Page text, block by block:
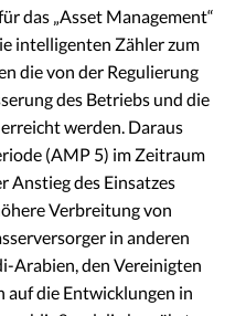
das „Asset Management“
intelligenten Zähler zum
die von der Regulierung
des Betriebs und die
werden. Daraus
(AMP 5) im Zeitraum
Anstieg des Einsatzes
Verbreitung von
in anderen
Arabien, den Vereinigten
auf die Entwicklungen in